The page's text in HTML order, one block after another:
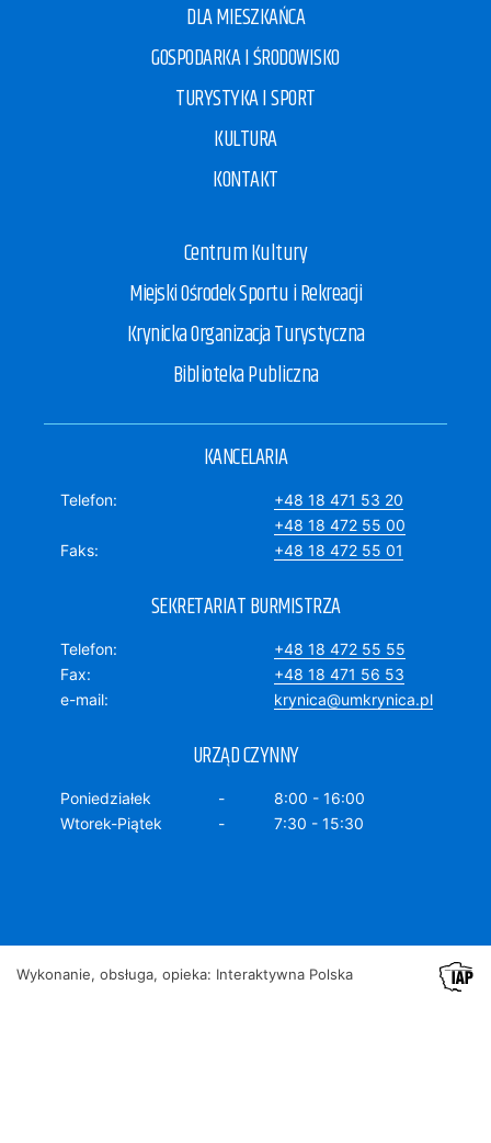
DLA MIESZKAŃCA
GOSPODARKA I ŚRODOWISKO
TURYSTYKA I SPORT
KULTURA
KONTAKT
Centrum Kultury
Miejski Ośrodek Sportu i Rekreacji
Krynicka Organizacja Turystyczna
Biblioteka Publiczna
KANCELARIA
Telefon
+48 18 471 53 20
+48 18 472 55 00
Faks
+48 18 472 55 01
SEKRETARIAT BURMISTRZA
Telefon
+48 18 472 55 55
Fax
+48 18 471 56 53
e-mail
krynica@umkrynica.pl
URZĄD CZYNNY
Poniedziałek
8:00 - 16:00
Wtorek-Piątek
7:30 - 15:30
Wykonanie, obsługa, opieka: Interaktywna Polska